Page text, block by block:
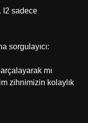
I2 sadece
sorgulayıcı:
mı
zihnimizin kolaylık